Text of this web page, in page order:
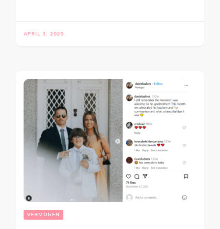
APRIL 3, 2025
VERMÖGEN